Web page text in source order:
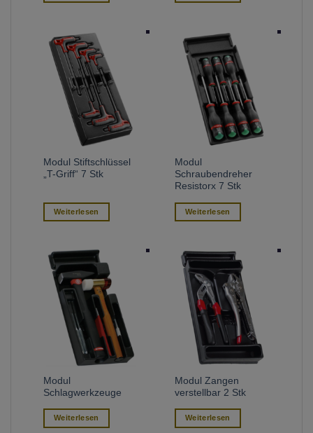
Modul Stiftschlüssel
„T-Griff“ 7 Stk
Weiterlesen
Modul
Schraubendreher
Resistorx 7 Stk
Weiterlesen
Modul
Schlagwerkzeuge
Weiterlesen
Modul Zangen
verstellbar 2 Stk
Weiterlesen